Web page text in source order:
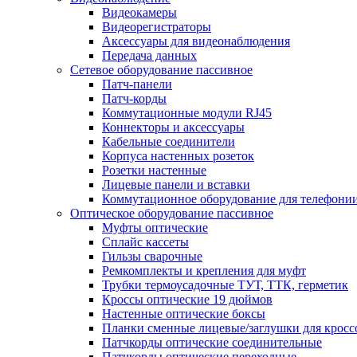
Видеокамеры
Видеорегистраторы
Аксессуары для видеонаблюдения
Передача данных
Сетевое оборудование пассивное
Патч-панели
Патч-корды
Коммутационные модули RJ45
Коннекторы и аксессуары
Кабельные соединители
Корпуса настенных розеток
Розетки настенные
Лицевые панели и вставки
Коммутационное оборудование для
Оптическое оборудование пассивное
Муфты оптические
Сплайс кассеты
Гильзы сварочные
Ремкомплекты и крепления для муфт
Трубки термоусадочные ТУТ, ТТК, герметик
Кроссы оптические 19 дюймов
Настенные оптические боксы
Планки сменные лицевые/заглушки для
Патчкорды оптические соединительные